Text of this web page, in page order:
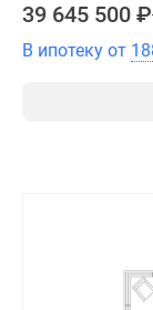
39 645 500 ₽
В ипотеку от